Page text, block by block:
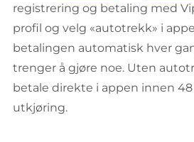
registrering og betaling med
profil og velg «autotrekk» i
betalingen automatisk hver
trenger å gjøre noe. Uten
betale direkte i appen innen
utkjøring.